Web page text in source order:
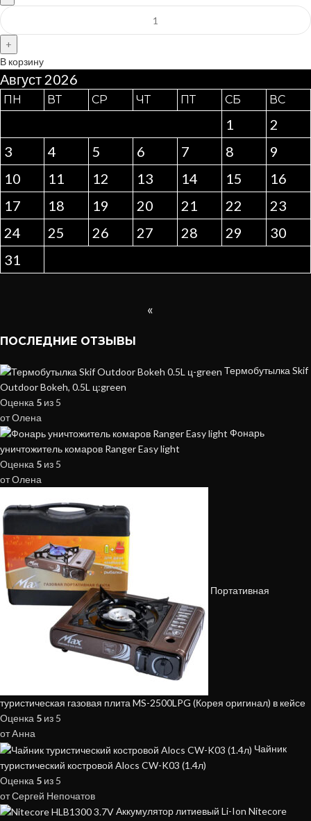
В корзину
Август 2026
ПН ВТ СР ЧТ ПТ СБ ВС
1
2
3
4 5 6 7 8
9
10
11 12 13 14 15
16
17
18 19 20 21 22
23
24
25 26 27 28 29
30
31
«
ПОСЛЕДНИЕ ОТЗЫВЫ
Термобутылка Skif
Outdoor Bokeh, 0.5L ц:green
Оценка 5 из 5
от Олена
Фонарь
уничтожитель комаров Ranger Easy light
Оценка 5 из 5
от Олена
Портативная
туристическая газовая плита MS-2500LPG (Корея оригинал) в кейсе
Оценка 5 из 5
от Aнна
Чайник
туристический костровой Alocs CW-K03 (1.4л)
Оценка 5 из 5
от Сергей Непочатов
Аккумулятор литиевый Li-Ion Nitecore